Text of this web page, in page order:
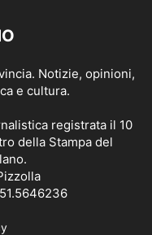
Notizie, opinioni,
e cultura.
registrata il 10
della Stampa del